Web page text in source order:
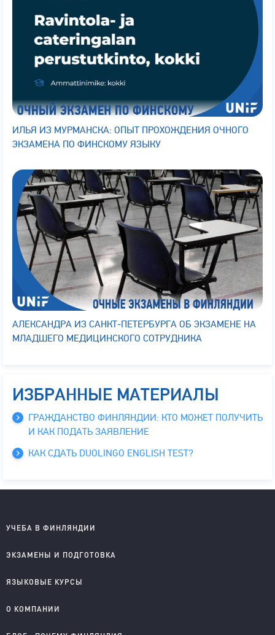
ИЛЬЯ ИЗ МУРМАНСКА: ОПЫТ ПРОХОЖДЕНИЯ ОЧНОГО
ЭКЗАМЕНА ПО ФИНСКОМУ ЯЗЫКУ
АЛЕКСАНДРА ИЗ САНКТ-ПЕТЕРБУРГА ОБ ЭКЗАМЕНЕ НА
МЛАДШЕГО МЕДИЦИНСКОГО СОТРУДНИКА
ИЗБРАННЫЕ МАТЕРИАЛЫ
ГРАЖДАНСТВО ФИНЛЯНДИИ: КТО МОЖЕТ ПОЛУЧИТЬ
И КАК ПОДАТЬ ЗАЯВЛЕНИЕ
КАК СДАТЬ DUOLINGO ENGLISH TEST?
УЧЕБА В ФИНЛЯНДИИ
Колледжи на английском
Колледжи на финском
ЭКЗАМЕНЫ И ПОДГОТОВКА
YKI подготовка и регистрация
ЯЗЫКОВЫЕ КУРСЫ
Английский для школьников
О КОМПАНИИ